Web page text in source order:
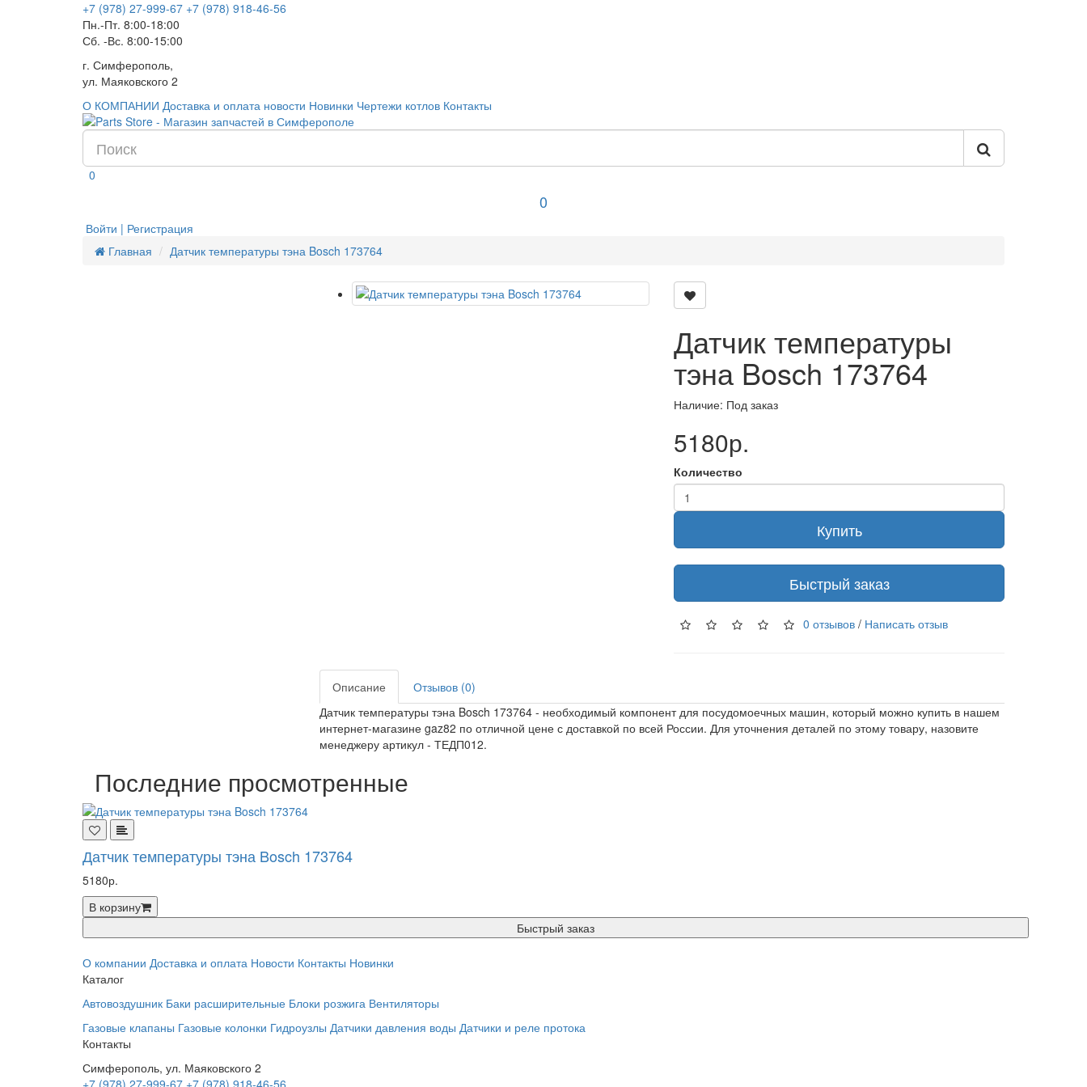
+7 (978) 27-999-67 +7 (978) 918-46-56
Пн.-Пт. 8:00-18:00
Сб. -Вс. 8:00-15:00
г. Симферополь,
ул. Маяковского 2
О КОМПАНИИ Доставка и оплата новости Новинки Чертежи котлов Контакты
0
0
Войти | Регистрация
Главная
Датчик температуры тэна Bosch 173764
Датчик температуры
тэна Bosch 173764
Наличие: Под заказ
5180р.
Количество
Купить
Быстрый заказ
0 отзывов / Написать отзыв
Описание
Отзывов (0)
Датчик температуры тэна Bosch 173764 - необходимый компонент для посудомоечных машин, который можно купить в нашем
интернет-магазине gaz82 по отличной цене с доставкой по всей России. Для уточнения деталей по этому товару, назовите
менеджеру артикул - ТЕДП012.
Последние просмотренные
Датчик температуры тэна Bosch 173764
5180р.
В корзину
Быстрый заказ
О компании Доставка и оплата Новости Контакты Новинки
Каталог
Автовоздушник Баки расширительные Блоки розжига Вентиляторы
Газовые клапаны Газовые колонки Гидроузлы Датчики давления воды Датчики и реле протока
Контакты
Симферополь, ул. Маяковского 2
+7 (978) 27-999-67 +7 (978) 918-46-56